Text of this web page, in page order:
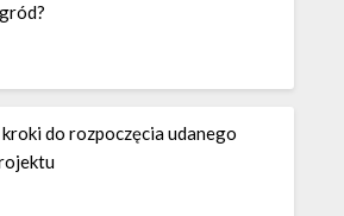
kroki do rozpoczęcia udanego